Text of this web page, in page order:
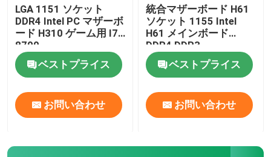
LGA 1151 ソケット
DDR4 Intel PC マザーボ
ード H310 ゲーム用 I7
8700
ベストプライス
お問い合わせ
統合マザーボード H61
ソケット 1155 Intel
H61 メインボード
DDR4 DDR3
ベストプライス
お問い合わせ